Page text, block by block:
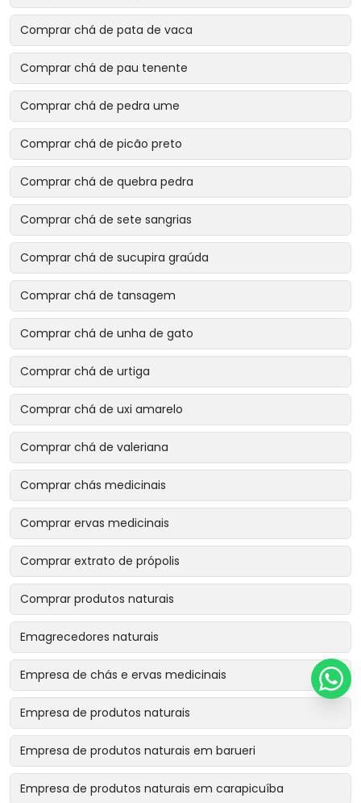
Comprar chá de pata de vaca
Comprar chá de pau tenente
Comprar chá de pedra ume
Comprar chá de picão preto
Comprar chá de quebra pedra
Comprar chá de sete sangrias
Comprar chá de sucupira graúda
Comprar chá de tansagem
Comprar chá de unha de gato
Comprar chá de urtiga
Comprar chá de uxi amarelo
Comprar chá de valeriana
Comprar chás medicinais
Comprar ervas medicinais
Comprar extrato de própolis
Comprar produtos naturais
Emagrecedores naturais
Empresa de chás e ervas medicinais
Empresa de produtos naturais
Empresa de produtos naturais em barueri
Empresa de produtos naturais em carapicuíba